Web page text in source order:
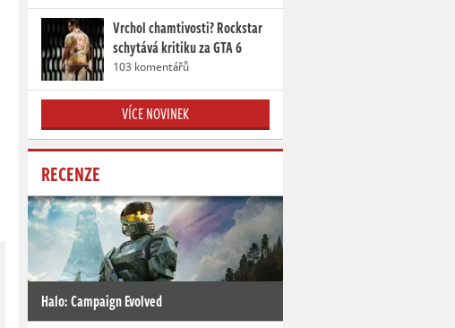
Vrchol chamtivosti? Rockstar
schytává kritiku za GTA 6
103 komentářů
VÍCE NOVINEK
RECENZE
Halo: Campaign Evolved